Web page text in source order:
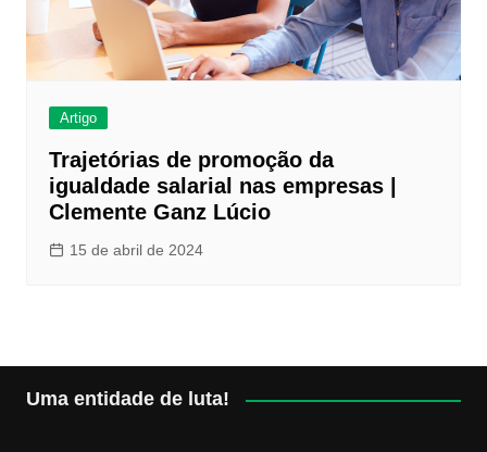
Artigo
Trajetórias de promoção da
igualdade salarial nas empresas |
Clemente Ganz Lúcio
15 de abril de 2024
Uma entidade de luta!